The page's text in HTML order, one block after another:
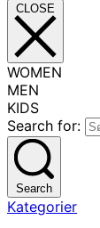
CLOSE
WOMEN
MEN
KIDS
Search for:
Search
Kategorier